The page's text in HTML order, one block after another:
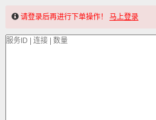
请登录后再进行下单操作！ 马上登录